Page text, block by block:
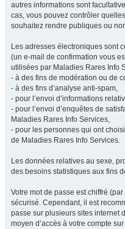
autres informations sont
cas, vous pouvez contrôler
souhaitez rendre publiques ou
Les adresses électroniques sont
(un e-mail de confirmation vous
utilisées par Maladies Rares Info
- à des fins de modération ou de
- à des fins d’analyse anti-spam,
- pour l’envoi d’informations
- pour l’envoi d’enquêtes de
Maladies Rares Info Services,
- pour les personnes qui ont
de Maladies Rares Info Services.
Les données relatives au sexe,
des besoins statistiques aux fins
Votre mot de passe est chiffré
sécurisé. Cependant, il est
passe sur plusieurs sites internet
moyen d’accès à votre compte